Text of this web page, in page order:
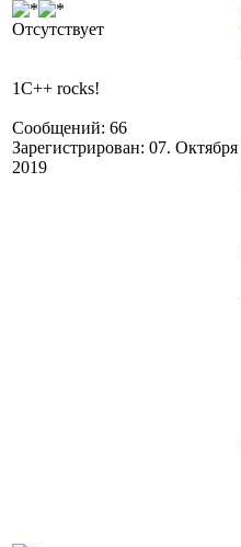
Отсутствует
1C++ rocks!
Сообщений: 66
Зарегистрирован: 07. Октября
2019